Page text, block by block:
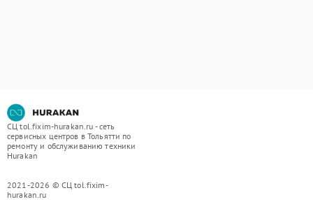
СЦ tol.fixim-hurakan.ru - сеть
сервисных центров в Тольятти по
ремонту и обслуживанию техники
Hurakan
2021-2026 © СЦ tol.fixim-
hurakan.ru